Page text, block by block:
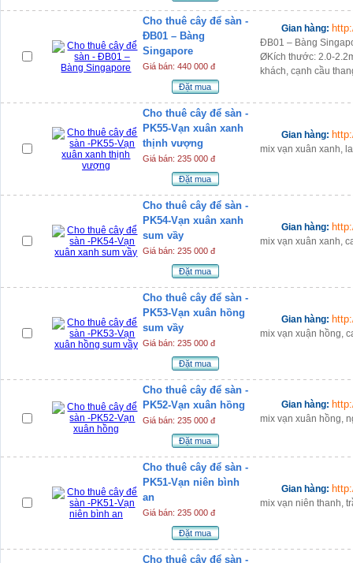
Cho thuê cây để sàn -
ĐB01 – Bàng
Singapore
Giá bán: 440 000 đ
Đặt mua
Gian hàng:
ĐB01 – Bàng
ØKích thước: 2.0-
khách, cạnh cầu
Cho thuê cây để sàn -
PK55-Vạn xuân xanh
thịnh vượng
Giá bán: 235 000 đ
Đặt mua
Gian hàng:
mix vạn xuân xanh,
Cho thuê cây để sàn -
PK54-Vạn xuân xanh
sum vầy
Giá bán: 235 000 đ
Đặt mua
Gian hàng:
mix vạn xuân xanh,
Cho thuê cây để sàn -
PK53-Vạn xuân hồng
sum vầy
Giá bán: 235 000 đ
Đặt mua
Gian hàng:
mix vạn xuận hồng,
Cho thuê cây để sàn -
PK52-Vạn xuân hồng
Giá bán: 235 000 đ
Đặt mua
Gian hàng:
mix vạn xuân hồng,
Cho thuê cây để sàn -
PK51-Vạn niên bình
an
Giá bán: 235 000 đ
Đặt mua
Gian hàng:
mix vạn niên thanh,
Cho thuê cây để sàn -